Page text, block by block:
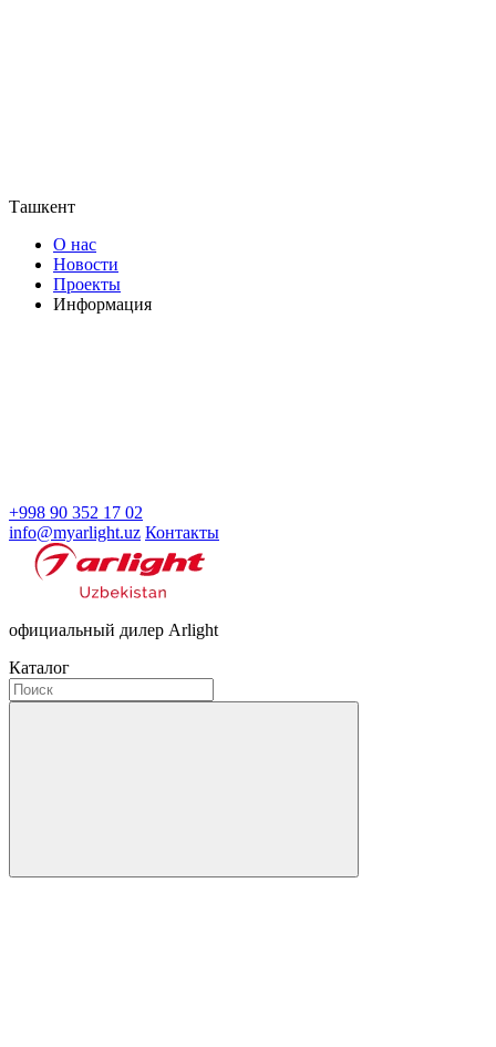
Ташкент
О нас
Новости
Проекты
Информация
+998 90 352 17 02
info@myarlight.uz Контакты
официальный дилер Arlight
Каталог